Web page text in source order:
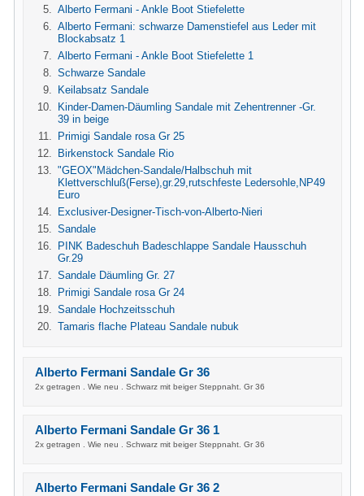
Alberto Fermani - Ankle Boot Stiefelette
Alberto Fermani: schwarze Damenstiefel aus Leder mit
Blockabsatz 1
Alberto Fermani - Ankle Boot Stiefelette 1
Schwarze Sandale
Keilabsatz Sandale
Kinder-Damen-Däumling Sandale mit Zehentrenner -Gr.
39 in beige
Primigi Sandale rosa Gr 25
Birkenstock Sandale Rio
"GEOX"Mädchen-Sandale/Halbschuh mit
Klettverschluß(Ferse),gr.29,rutschfeste Ledersohle,NP49
Euro
Exclusiver-Designer-Tisch-von-Alberto-Nieri
Sandale
PINK Badeschuh Badeschlappe Sandale Hausschuh
Gr.29
Sandale Däumling Gr. 27
Primigi Sandale rosa Gr 24
Sandale Hochzeitsschuh
Tamaris flache Plateau Sandale nubuk
Alberto Fermani Sandale Gr 36
2x getragen . Wie neu . Schwarz mit beiger Steppnaht. Gr 36
Alberto Fermani Sandale Gr 36 1
2x getragen . Wie neu . Schwarz mit beiger Steppnaht. Gr 36
Alberto Fermani Sandale Gr 36 2